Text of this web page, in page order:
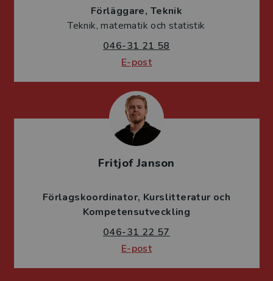
Förläggare Teknik
Teknik, matematik och statistik
046-31 21 58
E-post
Fritjof Janson
Förlagskoordinator Kurslitteratur och
Kompetensutveckling
046-31 22 57
E-post